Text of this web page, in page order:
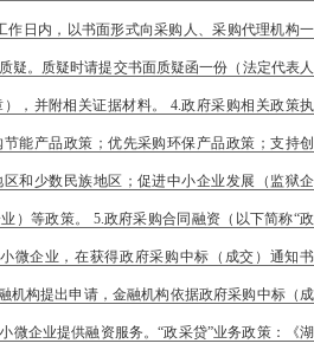
作日内，以书面形式向采购人、采购代理机构一
疑。质疑时请提交书面质疑函一份（法定代表人
，并附相关证据材料。 4.政府采购相关政策执
能产品政策；优先采购环保产品政策；支持创
和少数民族地区；促进中小企业发展（监狱企
）等政策。 5.政府采购合同融资（以下简称“政
微企业，在获得政府采购中标（成交）通知书
机构提出申请，金融机构依据政府采购中标（成
微企业提供融资服务。“政采贷”业务政策：《湖